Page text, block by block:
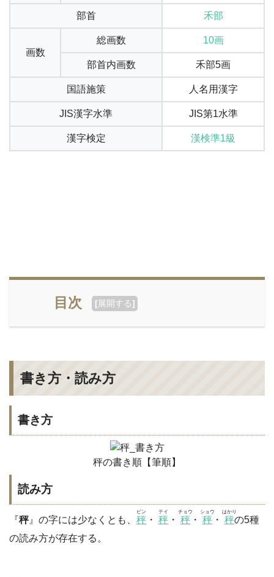
部首 禾部
画数
総画数 10画
部首内画数 禾部5画
国語施策 人名用漢字
JIS漢字水準 JIS第1水準
漢字検定 漢検準1級
目次 [展開する]
書き方・読み方
書き方
秤の書き順【筆順】
読み方
『秤』の字には少なくとも、 秤
ビン
・ 秤
テイ
・ 秤
チョウ
・ 秤
ショウ
・ 秤
はかり
の5種
の読み方が存在する。